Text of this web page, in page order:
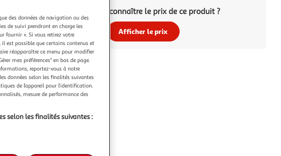
Vous voulez connaître le prix de ce produit ?
Afficher le prix
des données de navigation ou des
de suivi prendront en charge les
fournir ». Si vous retirez votre
est possible que certains contenus et
réapparaître ce menu pour modifier
mes préférences" en bas de page.
reportez-vous à notre
données selon les finalités suivantes
de l’appareil pour l’identification.
mesure de performance des
selon les finalités suivantes :